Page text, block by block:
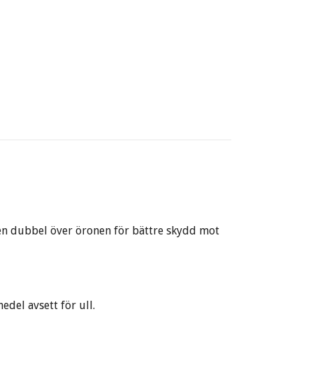
dubbel över öronen för bättre skydd mot
avsett för ull.